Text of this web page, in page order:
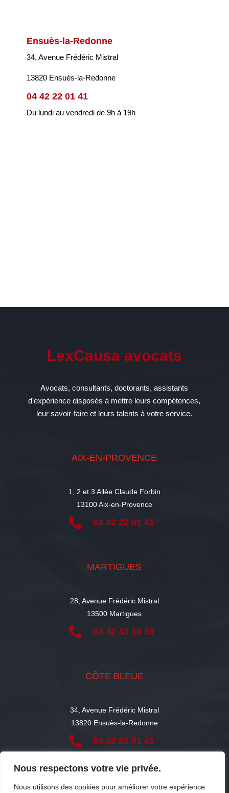
Nous respectons votre vie privée.
Nous utilisons des cookies pour améliorer votre expérience
Ensuès-la-Redonne
34, Avenue Frédéric Mistral
13820 Ensuès-la-Redonne
04 42 22 01 41
Du lundi au vendredi de 9h à 19h
LexCausa avocats
Avocats, consultants, doctorants, assistants
d’expérience disposés à mettre leurs compétences,
leur savoir-faire et leurs talents à votre service.
AIX-EN-PROVENCE
1, 2 et 3 Allée Claude Forbin
13100 Aix-en-Provence
 04 42 22 01 41
MARTIGUES
28, Avenue Frédéric Mistral
13500 Martigues
 04 42 43 10 59
CÔTE BLEUE
34, Avenue Frédéric Mistral
13820 Ensuès-la-Redonne
 04 42 22 01 41